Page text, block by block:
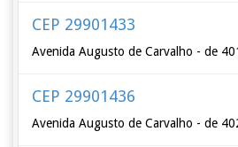
CEP 29901433
Avenida Augusto de Carvalho - de
CEP 29901436
Avenida Augusto de Carvalho - de